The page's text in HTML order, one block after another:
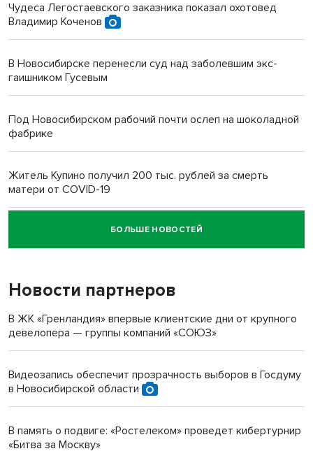
Чудеса Легостаевского заказника показал охотовед
Владимир Коченов
В Новосибирске перенесли суд над заболевшим экс-
гаишником Гусевым
Под Новосибирском рабочий почти ослеп на шоколадной
фабрике
Житель Купино получил 200 тыс. рублей за смерть
матери от COVID-19
Новосибирский суд наказал водителя за смерть
пенсионерки на вокзале
«Мы живём на пастбище!»: в новосибирском селе лошади
терроризируют жителей
Новосибирский преподаватель с женой вошли в топ-16
БОЛЬШЕ НОВОСТЕЙ
Новости партнеров
В ЖК «Гренландия» впервые клиентские дни от крупного
девелопера — группы компаний «СОЮЗ»
Видеозапись обеспечит прозрачность выборов в Госдуму
в Новосибирской области
В память о подвиге: «Ростелеком» проведет кибертурнир
«Битва за Москву»